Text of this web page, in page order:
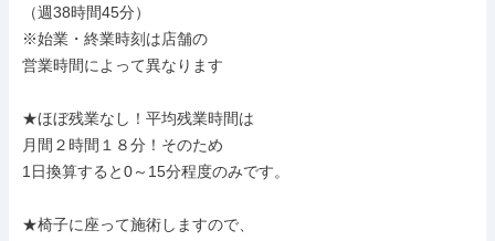
（週38時間45分）
※始業・終業時刻は店舗の
営業時間によって異なります
★ほぼ残業なし！平均残業時間は
月間２時間１８分！そのため
1日換算すると0～15分程度のみです。
★椅子に座って施術しますので、